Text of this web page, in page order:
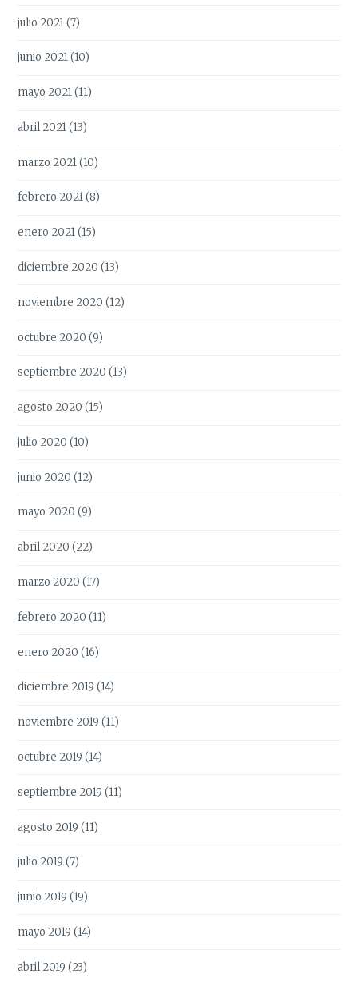
julio 2021(7)
junio 2021(10)
mayo 2021(11)
abril 2021(13)
marzo 2021(10)
febrero 2021(8)
enero 2021(15)
diciembre 2020 (13)
noviembre 2020 (12)
octubre 2020 (9)
septiembre 2020 (13)
agosto 2020 (15)
julio 2020 (10)
junio 2020 (12)
mayo 2020 (9)
abril 2020 (22)
marzo 2020 (17)
febrero 2020 (11)
enero 2020 (16)
diciembre 2019 (14)
noviembre 2019 (11)
octubre 2019 (14)
septiembre 2019 (11)
agosto 2019 (11)
julio 2019 (7)
junio 2019 (19)
mayo 2019 (14)
abril 2019 (23)